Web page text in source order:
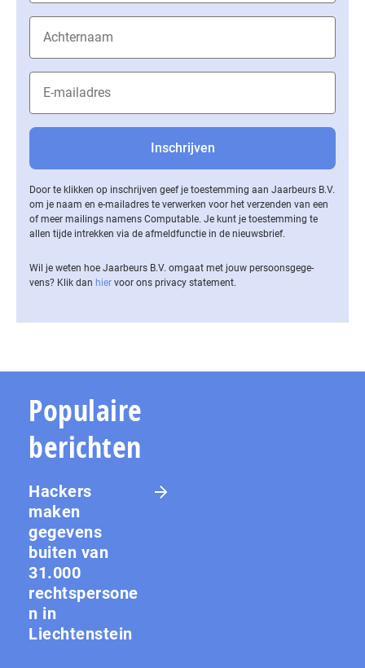
Door te klikken op inschrijven geef je toestemming aan Jaarbeurs B.V.
om je naam en e-mailadres te verwerken voor het verzenden van een
of meer mailings namens Computable. Je kunt je toestemming te
allen tijde intrekken via de af­meld­func­tie in de nieuwsbrief.
Wil je weten hoe Jaarbeurs B.V. omgaat met jouw per­soons­ge­ge­
vens? Klik dan hier voor ons privacy statement.
Populaire
berichten
Hackers
maken
gegevens
buiten van
31.000
rechtspersone
n in
Liechtenstein